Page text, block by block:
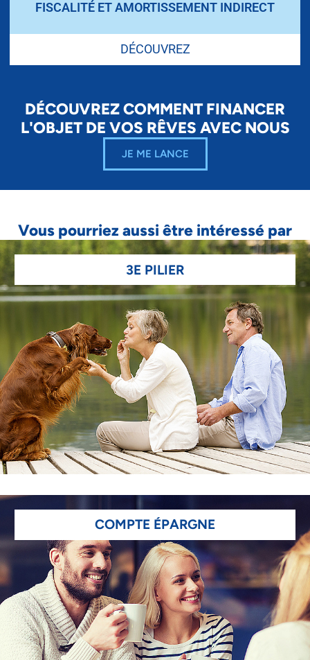
FISCALITÉ ET AMORTISSEMENT INDIRECT
DÉCOUVREZ
DÉCOUVREZ COMMENT FINANCER
L'OBJET DE VOS RÊVES AVEC NOUS
JE ME LANCE
Vous pourriez aussi être intéressé par
3E PILIER
COMPTE ÉPARGNE